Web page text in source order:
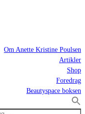
Om Anette Kristine Poulsen
Artikler
Shop
Foredrag
Beautyspace boksen